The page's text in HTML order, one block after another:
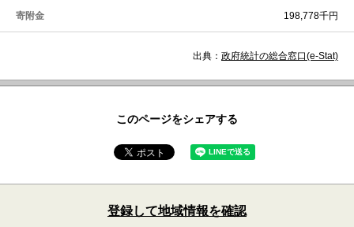
寄附金 198,778千円
出典： 政府統計の総合窓口(e-Stat)
このページをシェアする
登録して地域情報を確認